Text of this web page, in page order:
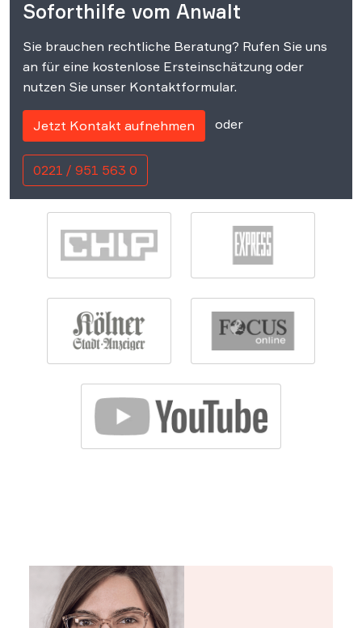
Soforthilfe vom Anwalt
Sie brauchen rechtliche Beratung? Rufen Sie uns
an für eine kostenlose Ersteinschätzung oder
nutzen Sie unser Kontaktformular.
Jetzt Kontakt aufnehmen oder
0221 / 951 563 0